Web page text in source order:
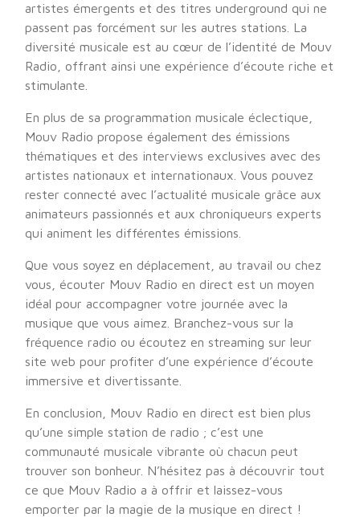
artistes émergents et des titres underground qui ne
passent pas forcément sur les autres stations. La
diversité musicale est au cœur de l’identité de Mouv
Radio, offrant ainsi une expérience d’écoute riche et
stimulante.
En plus de sa programmation musicale éclectique,
Mouv Radio propose également des émissions
thématiques et des interviews exclusives avec des
artistes nationaux et internationaux. Vous pouvez
rester connecté avec l’actualité musicale grâce aux
animateurs passionnés et aux chroniqueurs experts
qui animent les différentes émissions.
Que vous soyez en déplacement, au travail ou chez
vous, écouter Mouv Radio en direct est un moyen
idéal pour accompagner votre journée avec la
musique que vous aimez. Branchez-vous sur la
fréquence radio ou écoutez en streaming sur leur
site web pour profiter d’une expérience d’écoute
immersive et divertissante.
En conclusion, Mouv Radio en direct est bien plus
qu’une simple station de radio ; c’est une
communauté musicale vibrante où chacun peut
trouver son bonheur. N’hésitez pas à découvrir tout
ce que Mouv Radio a à offrir et laissez-vous
emporter par la magie de la musique en direct !